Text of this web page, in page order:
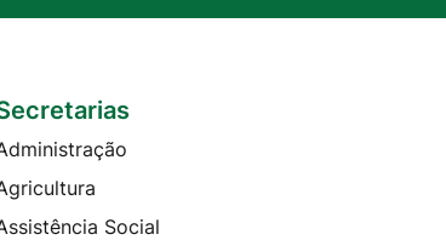
Social